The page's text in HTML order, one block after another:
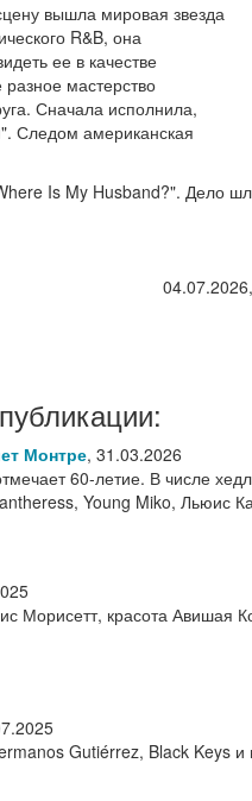
вышла мировая звезда
R&B, она
ее в качестве
мастерство
Сначала исполнила,
Следом американская
Is My Husband?". Дело
04.07.2026,
Монтре, 31.03.2026
60-летие. В числе
Young Miko, Льюис
Морисетт, красота Авишая
Gutiérrez, Black Keys